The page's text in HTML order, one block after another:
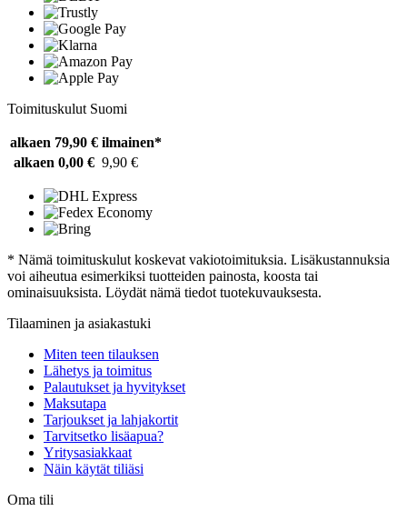
Toimituskulut Suomi
alkaen 79,90 € ilmainen*
alkaen 0,00 € 9,90 €
* Nämä toimituskulut koskevat vakiotoimituksia. Lisäkustannuksia
voi aiheutua esimerkiksi tuotteiden painosta, koosta tai
ominaisuuksista. Löydät nämä tiedot tuotekuvauksesta.
Tilaaminen ja asiakastuki
Miten teen tilauksen
Lähetys ja toimitus
Palautukset ja hyvitykset
Maksutapa
Tarjoukset ja lahjakortit
Tarvitsetko lisäapua?
Yritysasiakkaat
Näin käytät tiliäsi
Oma tili